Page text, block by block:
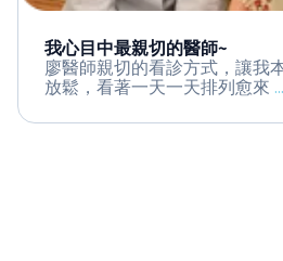
我心目中最親切的醫師~
廖醫師親切的看診方式，讓我
放鬆，看著一天一天排列愈來